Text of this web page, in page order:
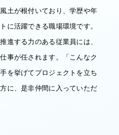
土が根付いており、学歴や年
に活躍できる職場環境です。
進する力のある従業員には、
事が任されます。「こんなク
を挙げてプロジェクトを立ち
に、是非仲間に入っていただ